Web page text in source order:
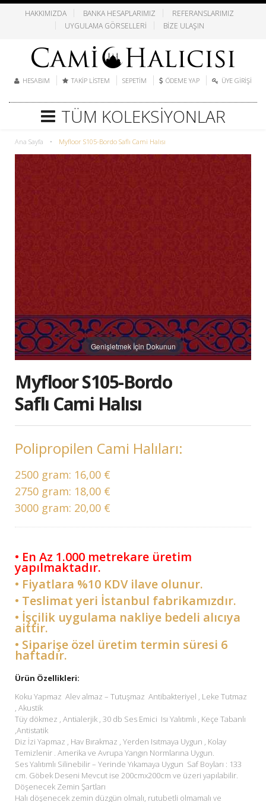
HAKKIMIZDA BANKA HESAPLARIMIZ
REFERANSLARIMIZ
UYGULAMA GÖRSELLERI
BIZE ULAŞIN
HESABIM TAKIP LISTEM SEPETIM ÖDEME YAP ÜYE GIRIŞI
TÜM KOLEKSIYONLAR
Ana Sayfa • Myfloor S105-Bordo Saflı Cami Halısı
Genişletmek İçin Dokunun
Myfloor S105-Bordo
Saflı Cami Halısı
Polipropilen Cami Halıları:
2500 gram: 16,00 €
2750 gram: 18,00 €
3000 gram: 20,00 €
• En Az 1.000 metrekare üretim
yapılmaktadır.
• Fiyatlara %10 KDV ilave olunur.
• Teslimat yeri İstanbul fabrikamızdır.
• İşçilik uygulama nakliye bedeli alıcıya
aittir.
• Siparişe özel üretim termin süresi 6
haftadır.
Ürün Özellikleri:
Koku Yapmaz Alev almaz – Tutuşmaz Antibakteriyel , Leke Tutmaz
, Akustik
Tüy dökmez , Antialerjik , 30 db Ses Emici Isı Yalıtımlı , Keçe Tabanlı
,Antistatik
Diz İzi Yapmaz , Hav Bırakmaz , Yerden Isıtmaya Uygun , Kolay
Temizlenir . Amerika ve Avrupa Yangın Normlarına Uygun.
Ses Yalıtımlı Silinebilir – Yerinde Yıkamaya Uygun Saf Boyları : 133
cm. Göbek Deseni Mevcut ise 200cmx200cm ve üzeri yapılabilir.
Döşenecek Zemin Şartları
Halı döşenecek zemin düzgün olmalı, rutubetli olmamalı ve